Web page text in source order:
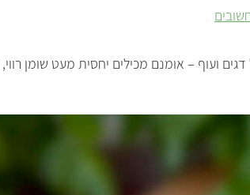
ועוף – אומנם מכילים יחסית מעט שומן